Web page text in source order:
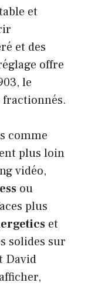
et
et des
offre
le
fractionnés.
comme
plus loin
vidéo,
ou
plus
et
solides sur
David